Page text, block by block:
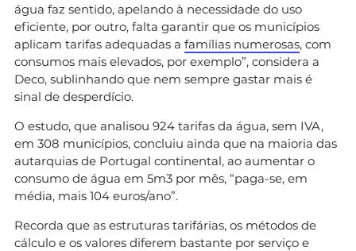
água faz sentido, apelando à necessidade do uso
eficiente, por outro, falta garantir que os municípios
aplicam tarifas adequadas a famílias numerosas, com
consumos mais elevados, por exemplo”, considera a
Deco, sublinhando que nem sempre gastar mais é
sinal de desperdício.
O estudo, que analisou 924 tarifas da água, sem IVA,
em 308 municípios, concluiu ainda que na maioria das
autarquias de Portugal continental, ao aumentar o
consumo de água em 5m3 por mês, “paga-se, em
média, mais 104 euros/ano”.
Recorda que as estruturas tarifárias, os métodos de
cálculo e os valores diferem bastante por serviço e